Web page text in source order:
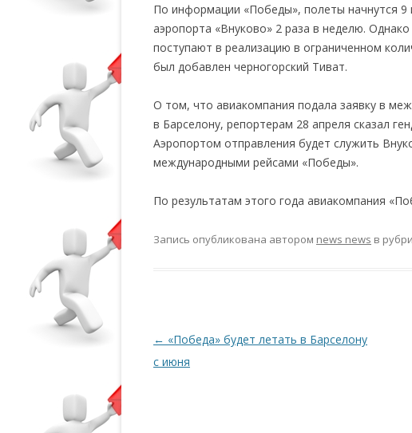
По информации «Победы», полеты начнутся 9
аэропорта «Внуково» 2 раза в неделю.
поступают в реализацию в ограниченном
был добавлен черногорский Тиват.
О том, что авиакомпания подала заявку в
в Барселону, репортерам 28 апреля сказал
Аэропортом отправления будет служить
международными рейсами «Победы».
По результатам этого года авиакомпания
Запись опубликована автором news news в
Навигация по записям
← «Победа» будет летать в Барселону
с июня